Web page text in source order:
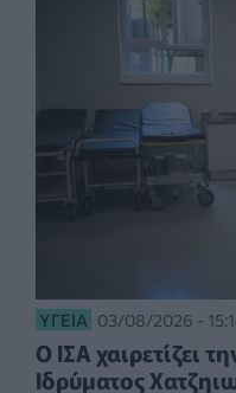
ΥΓΕΊΑ 03/08/2026 -
Ο ΙΣΑ χαιρετίζει
Ιδρύματος